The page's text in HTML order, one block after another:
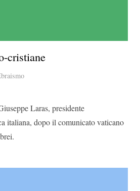
cristiane
Laras, presidente
italiana, dopo il comunicato vaticano